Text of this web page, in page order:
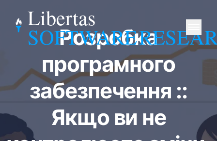
Libertas
SOFTWARE
Розробка
програмного
забезпечення ::
Якщо ви не